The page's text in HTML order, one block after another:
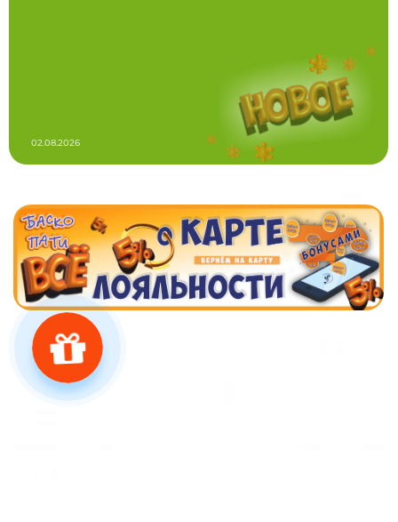
02.08.2026